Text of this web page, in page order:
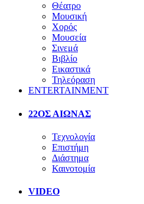
Θέατρο
Μουσική
Χορός
Μουσεία
Σινεμά
Βιβλίο
Εικαστικά
Τηλεόραση
ENTERTAINMENT
22ΟΣ ΑΙΩΝΑΣ
Τεχνολογία
Επιστήμη
Διάστημα
Καινοτομία
VIDEO